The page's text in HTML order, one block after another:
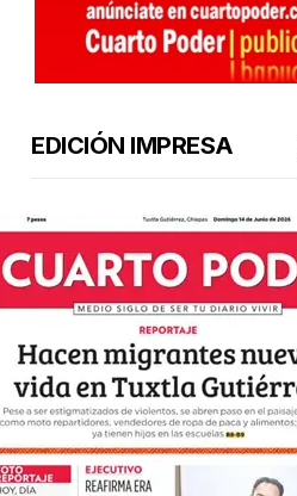
EDICIÓN IMPRESA